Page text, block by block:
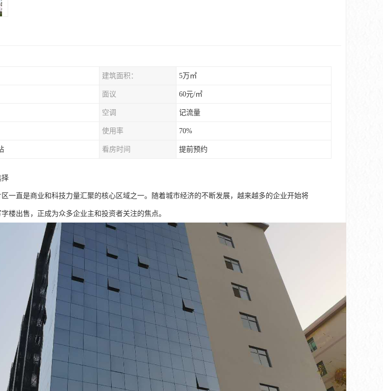
建筑面积： 5万㎡
面议 60元/㎡
空调 记流量
使用率 70%
看房时间 提前预约
择
一直是商业和科技力量汇聚的核心区域之一。随着城市经济的不断发展，越来越多的企业开始将
楼出售，正成为众多企业主和投资者关注的焦点。